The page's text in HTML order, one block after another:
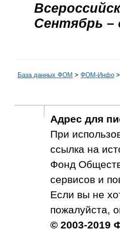
Сентябрь –
База данных ФОМ > ФOM-Инфо >
Адрес для
При
ссылка на
Фонд
сервисов и
Если вы не
пожалуйста,
© 2003-2019